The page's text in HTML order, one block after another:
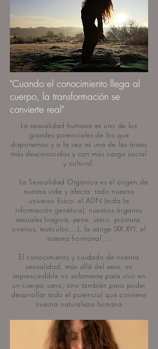
"Cuando el conocimiento llega al
cuerpo, la transformación se
convierte real"
La sexualidad humana es uno de los
grandes potenciales de los que
disponemos y a la vez es una de las áreas
más desconocidas y con más carga social
y cultural.​
La Sexualidad Orgánica es el origen de
nuestra vida y afecta todo nuestro
universo físico: el ADN (toda la
información genética), nuestros órganos
sexuales (vagina, pene, útero, próstata,
ovarios, testículos,...), la sange (XX.XY), el
sistema hormonal,…
El conocimiento y cuidado de nuestra
sexualidad, más allá del sexo, es
imprescindible no solamente para vivir en
un cuerpo sano, sino también para poder
desarrollar todo el potencial que contiene
nuestra naturaleza humana​